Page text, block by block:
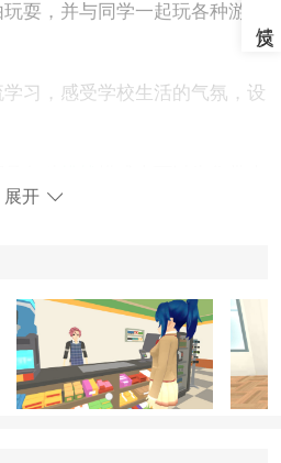
耍，并与同学一起玩各种游
习，感受学校生活的气氛，设
俱乐部以开始更多有趣的
展开